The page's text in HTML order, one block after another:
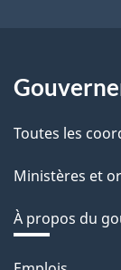
Toutes les
Ministères et
À propos du